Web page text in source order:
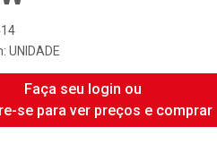
UNIDADE
Faça seu login ou
se para ver preços e comprar